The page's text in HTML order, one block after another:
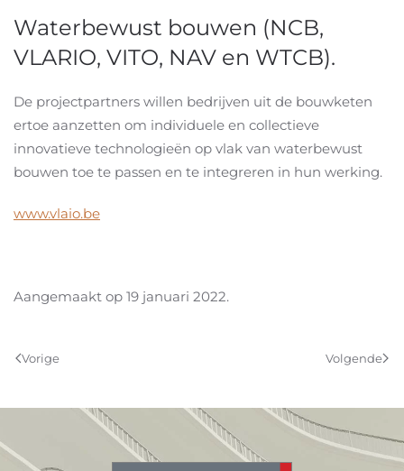
Waterbewust bouwen (NCB,
VLARIO, VITO, NAV en WTCB).
De projectpartners willen bedrijven uit de bouwketen
ertoe aanzetten om individuele en collectieve
innovatieve technologieën op vlak van waterbewust
bouwen toe te passen en te integreren in hun werking.
www.vlaio.be
Aangemaakt op 19 januari 2022.
Vorige Volgende